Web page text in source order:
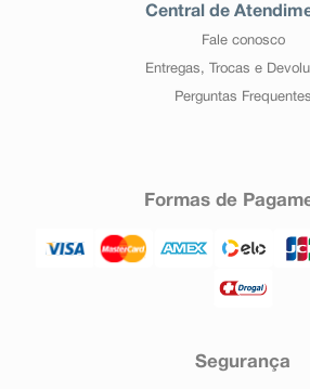
Central de
Fale conosco
Entregas, Trocas e
Perguntas Frequentes
Formas de
Segurança